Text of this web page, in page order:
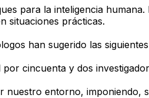
para la inteligencia
situaciones prácticas.
han sugerido las
cincuenta y dos
entorno, imponiendo,